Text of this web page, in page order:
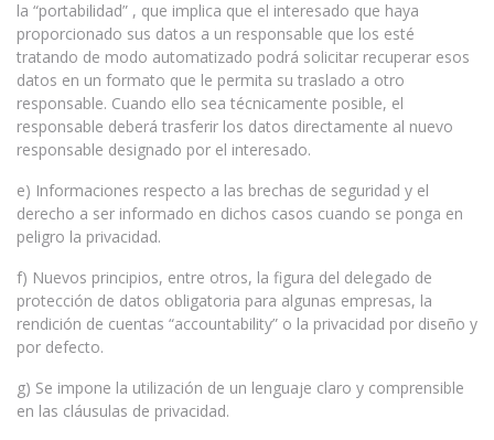
la “portabilidad” , que implica que el interesado que haya
proporcionado sus datos a un responsable que los esté
tratando de modo automatizado podrá solicitar recuperar esos
datos en un formato que le permita su traslado a otro
responsable. Cuando ello sea técnicamente posible, el
responsable deberá trasferir los datos directamente al nuevo
responsable designado por el interesado.
e) Informaciones respecto a las brechas de seguridad y el
derecho a ser informado en dichos casos cuando se ponga en
peligro la privacidad.
f) Nuevos principios, entre otros, la figura del delegado de
protección de datos obligatoria para algunas empresas, la
rendición de cuentas “accountability” o la privacidad por diseño y
por defecto.
g) Se impone la utilización de un lenguaje claro y comprensible
en las cláusulas de privacidad.